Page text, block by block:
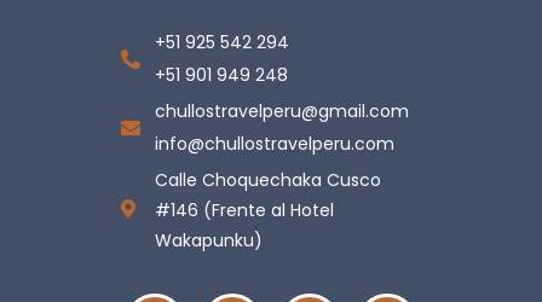
+51 925 542 294
+51 901 949 248
chullostravelperu@gmail.com
info@chullostravelperu.com
Calle Choquechaka Cusco
#146 (Frente al Hotel
Wakapunku)